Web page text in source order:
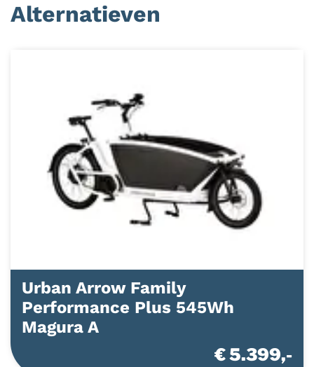
Alternatieven
Urban Arrow Family
Performance Plus 545Wh
Magura A
€ 5.399,-